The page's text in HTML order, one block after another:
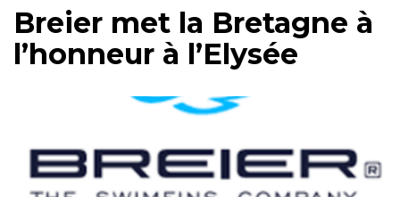
Breier met la Bretagne à
l’honneur à l’Elysée